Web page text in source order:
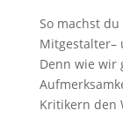
So machst
Mitgestalter–
Denn wie wir
Kritikern den